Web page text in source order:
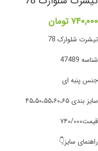
۷۴۰,۰۰۰ تومان
تیشرت شلوارک 78
شناسه 47489
جنس پنبه ای
سایز بندی ۴۵،۵۰،۵۵،۶۰،۶۵
قیمت۷۴۰/۰۰۰
راهنمای سایز👇